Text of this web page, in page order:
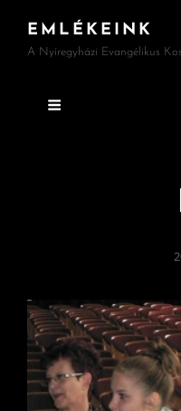
EMLÉKEINK
A Nyíregyházi Evangélikus